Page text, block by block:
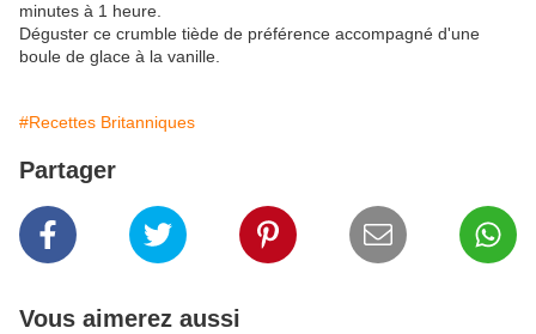
minutes à 1 heure.
Déguster ce crumble tiède de préférence accompagné d'une
boule de glace à la vanille.
#Recettes Britanniques
Partager
Vous aimerez aussi